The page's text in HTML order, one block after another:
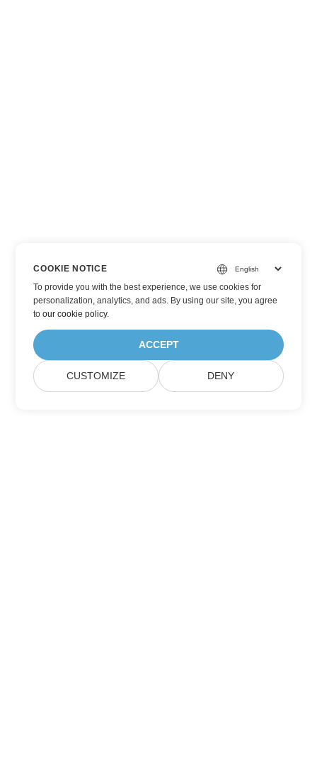
COOKIE NOTICE
To provide you with the best experience, we use cookies for
personalization, analytics, and ads. By using our site, you agree
toour cookie policy.
ACCEPT
CUSTOMIZE DENY